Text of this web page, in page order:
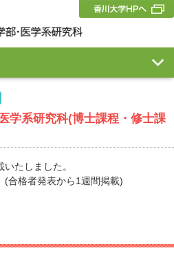
学系研究科(博士課程・修士課
たしました。
(合格者発表から1週間掲載)